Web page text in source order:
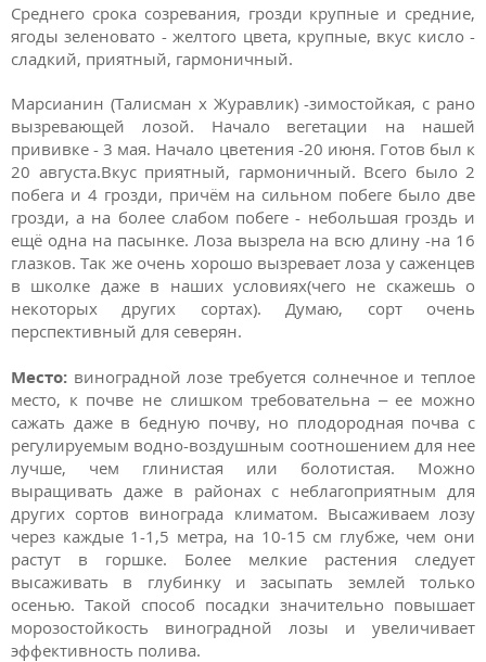
Среднего срока созревания, грозди крупные и средние,
ягоды зеленовато - желтого цвета, крупные, вкус кисло -
сладкий, приятный, гармоничный.
Марсианин (Талисман х Журавлик) -зимостойкая, с рано
вызревающей лозой. Начало вегетации на нашей
прививке - 3 мая. Начало цветения -20 июня. Готов был к
20 августа.Вкус приятный, гармоничный. Всего было 2
побега и 4 грозди, причём на сильном побеге было две
грозди, а на более слабом побеге - небольшая гроздь и
ещё одна на пасынке. Лоза вызрела на всю длину -на 16
глазков. Так же очень хорошо вызревает лоза у саженцев
в школке даже в наших условиях(чего не скажешь о
некоторых других сортах). Думаю, сорт очень
перспективный для северян.
Место: виноградной лозе требуется солнечное и теплое
место, к почве не слишком требовательна – ее можно
сажать даже в бедную почву, но плодородная почва с
регулируемым водно-воздушным соотношением для нее
лучше, чем глинистая или болотистая. Можно
выращивать даже в районах с неблагоприятным для
других сортов винограда климатом. Высаживаем лозу
через каждые 1-1,5 метра, на 10-15 см глубже, чем они
растут в горшке. Более мелкие растения следует
высаживать в глубинку и засыпать землей только
осенью. Такой способ посадки значительно повышает
морозостойкость виноградной лозы и увеличивает
эффективность полива.